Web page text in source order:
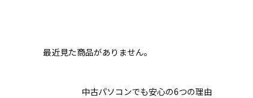
最近見た商品がありません。
中古パソコンでも安心の6つの理由